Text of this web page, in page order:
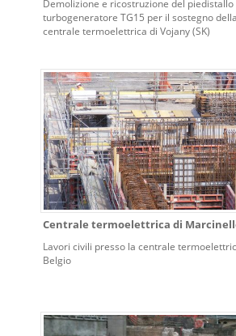
Demolizione e ricostruzione del piedistallo
turbogeneratore TG15 per il sostegno
centrale termoelettrica di Vojany (SK)
Centrale termoelettrica di
Lavori civili presso la centrale
Belgio